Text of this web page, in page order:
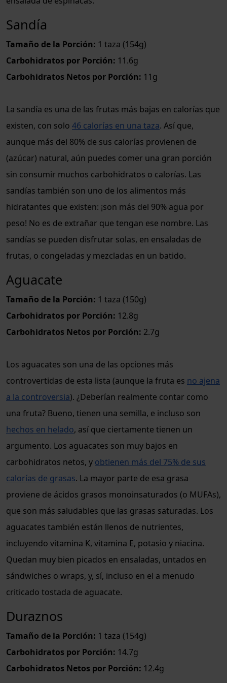
Sandía
Tamaño de la Porción: 1 taza (154g)
Carbohidratos por Porción: 11.6g
Carbohidratos Netos por Porción: 11g
La sandía es una de las frutas más bajas en calorías que
existen, con solo 46 calorías en una taza. Así que,
aunque más del 80% de sus calorías provienen de
(azúcar) natural, aún puedes comer una gran porción
sin consumir muchos carbohidratos o calorías. Las
sandías también son uno de los alimentos más
hidratantes que existen: ¡son más del 90% agua por
peso! No es de extrañar que tengan ese nombre. Las
sandías se pueden disfrutar solas, en ensaladas de
frutas, o congeladas y mezcladas en un batido.
Aguacate
Tamaño de la Porción: 1 taza (150g)
Carbohidratos por Porción: 12.8g
Carbohidratos Netos por Porción: 2.7g
Los aguacates son una de las opciones más
controvertidas de esta lista (aunque la fruta es no ajena
a la controversia). ¿Deberían realmente contar como
una fruta? Bueno, tienen una semilla, e incluso son
hechos en helado, así que ciertamente tienen un
argumento. Los aguacates son muy bajos en
carbohidratos netos, y obtienen más del 75% de sus
calorías de grasas. La mayor parte de esa grasa
proviene de ácidos grasos monoinsaturados (o MUFAs),
que son más saludables que las grasas saturadas. Los
aguacates también están llenos de nutrientes,
incluyendo vitamina K, vitamina E, potasio y niacina.
Quedan muy bien picados en ensaladas, untados en
sándwiches o wraps, y, sí, incluso en el a menudo
criticado tostada de aguacate.
Duraznos
Tamaño de la Porción: 1 taza (154g)
Carbohidratos por Porción: 14.7g
Carbohidratos Netos por Porción: 12.4g